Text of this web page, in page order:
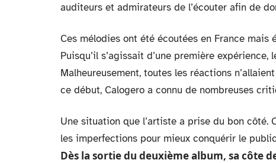
auditeurs et admirateurs de l’écouter afin de
Ces mélodies ont été écoutées en France mais
Puisqu’il s’agissait d’une première
Malheureusement, toutes les réactions
ce début, Calogero a connu de nombreuses
Une situation que l’artiste a prise du bon
les imperfections pour mieux conquérir le
Dès la sortie du deuxième album, sa côte